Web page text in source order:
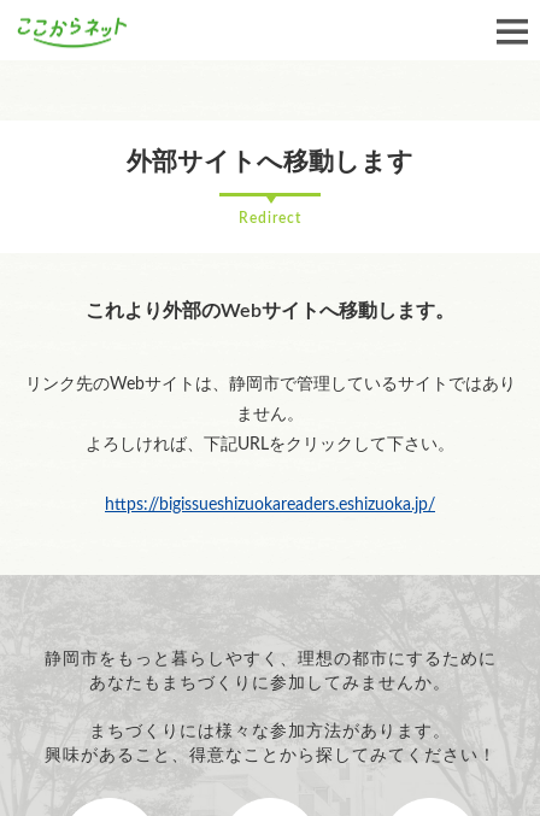
外部サイトへ移動します
Redirect
これより外部のWebサイトへ移動します。
リンク先のWebサイトは、静岡市で管理しているサイトではあり
ません。
よろしければ、下記URLをクリックして下さい。
https://bigissueshizuokareaders.eshizuoka.jp/
静岡市をもっと暮らしやすく、理想の都市にするために
あなたもまちづくりに参加してみませんか。
まちづくりには様々な参加方法があります。
興味があること、得意なことから探してみてください！